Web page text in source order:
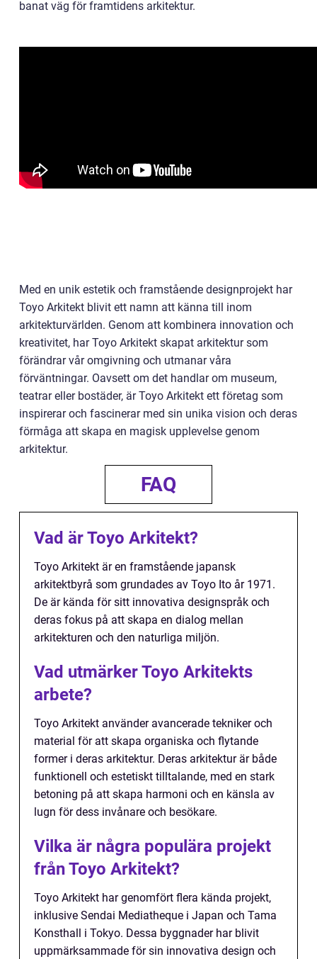
banat väg för framtidens arkitektur.
Med en unik estetik och framstående designprojekt har
Toyo Arkitekt blivit ett namn att känna till inom
arkitekturvärlden. Genom att kombinera innovation och
kreativitet, har Toyo Arkitekt skapat arkitektur som
förändrar vår omgivning och utmanar våra
förväntningar. Oavsett om det handlar om museum,
teatrar eller bostäder, är Toyo Arkitekt ett företag som
inspirerar och fascinerar med sin unika vision och deras
förmåga att skapa en magisk upplevelse genom
arkitektur.
FAQ
Vad är Toyo Arkitekt?
Toyo Arkitekt är en framstående japansk
arkitektbyrå som grundades av Toyo Ito år 1971.
De är kända för sitt innovativa designspråk och
deras fokus på att skapa en dialog mellan
arkitekturen och den naturliga miljön.
Vad utmärker Toyo Arkitekts
arbete?
Toyo Arkitekt använder avancerade tekniker och
material för att skapa organiska och flytande
former i deras arkitektur. Deras arkitektur är både
funktionell och estetiskt tilltalande, med en stark
betoning på att skapa harmoni och en känsla av
lugn för dess invånare och besökare.
Vilka är några populära projekt
från Toyo Arkitekt?
Toyo Arkitekt har genomfört flera kända projekt,
inklusive Sendai Mediatheque i Japan och Tama
Konsthall i Tokyo. Dessa byggnader har blivit
uppmärksammade för sin innovativa design och